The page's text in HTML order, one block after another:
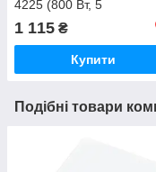
4225 (800 Вт, 5
1 115 ₴
Купити
Подібні товари